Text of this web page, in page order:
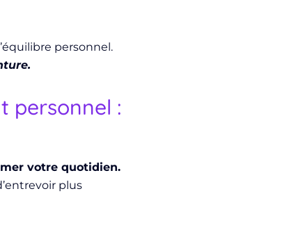
personnel.
personnel :
votre quotidien.
plus